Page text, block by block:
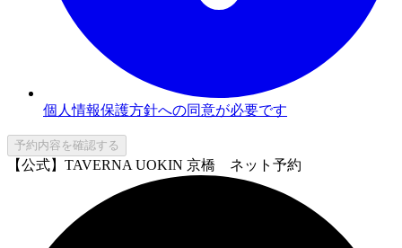
個人情報保護方針への同意が必要です
予約内容を確認する
【公式】TAVERNA UOKIN 京橋 ネット予約